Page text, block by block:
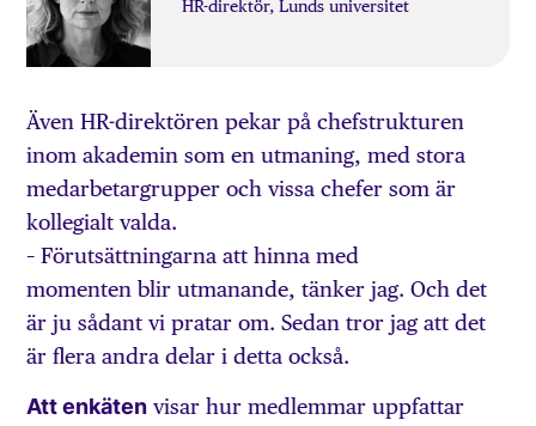
HR-direktör, Lunds universitet
Även HR-direktören pekar på chefstrukturen
inom akademin som en utmaning, med stora
medarbetargrupper och vissa chefer som är
kollegialt valda.
– Förutsättningarna att hinna med
momenten blir utmanande, tänker jag. Och det
är ju sådant vi pratar om. Sedan tror jag att det
är flera andra delar i detta också.
Att enkäten visar hur medlemmar uppfattar